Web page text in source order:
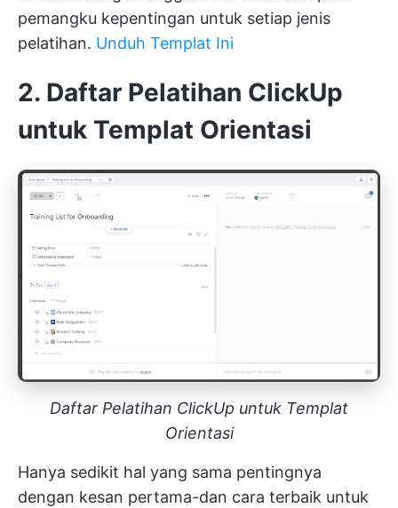
pemangku kepentingan untuk setiap jenis
pelatihan. Unduh Templat Ini
2. Daftar Pelatihan ClickUp
untuk Templat Orientasi
Daftar Pelatihan ClickUp untuk Templat
Orientasi
Hanya sedikit hal yang sama pentingnya
dengan kesan pertama-dan cara terbaik untuk